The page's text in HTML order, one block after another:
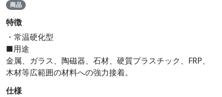
商品
特徴
・常温硬化型
■用途
金属、ガラス、陶磁器、石材、硬質プラスチック、FRP、
木材等広範囲の材料への強力接着。
仕様